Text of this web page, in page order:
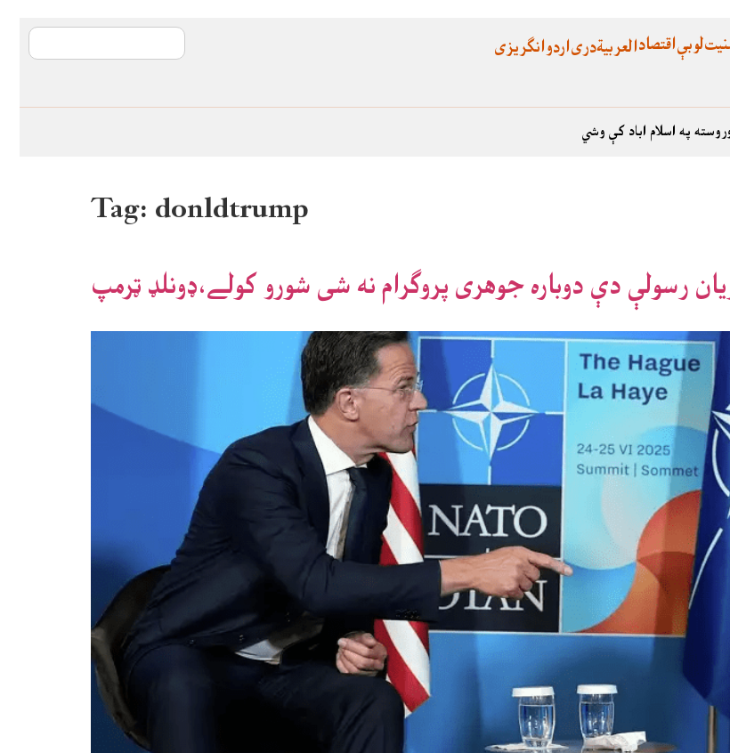
اقتصادلوبې انگریزیاردودریالعربية
په اسلام اباد کې وشي
Tag:donldtrump
رسولې دې دوباره جوهری پروګرام نه شی شورو کولے،ډونلډ ټرمپ